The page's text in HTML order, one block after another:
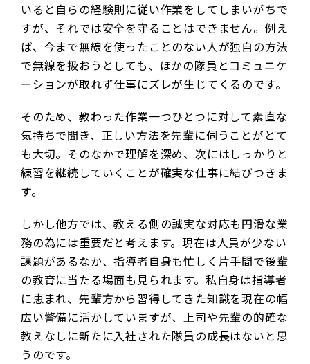
いると自らの経験則に従い作業をしてしまいがちで
すが、それでは安全を守ることはできません。例え
ば、今まで無線を使ったことのない人が独自の方法
で無線を扱おうとしても、ほかの隊員とコミュニケ
ーションが取れず仕事にズレが生じてくるのです。
そのため、教わった作業一つひとつに対して素直な
気持ちで聞き、正しい方法を先輩に伺うことがとて
も大切。そのなかで理解を深め、次にはしっかりと
練習を継続していくことが確実な仕事に結びつきま
す。
しかし他方では、教える側の誠実な対応も円滑な業
務の為には重要だと考えます。現在は人員が少ない
課題があるなか、指導者自身も忙しく片手間で後輩
の教育に当たる場面も見られます。私自身は指導者
に恵まれ、先輩方から習得してきた知識を現在の幅
広い警備に活かしていますが、上司や先輩の的確な
教えなしに新たに入社された隊員の成長はないと思
うのです。